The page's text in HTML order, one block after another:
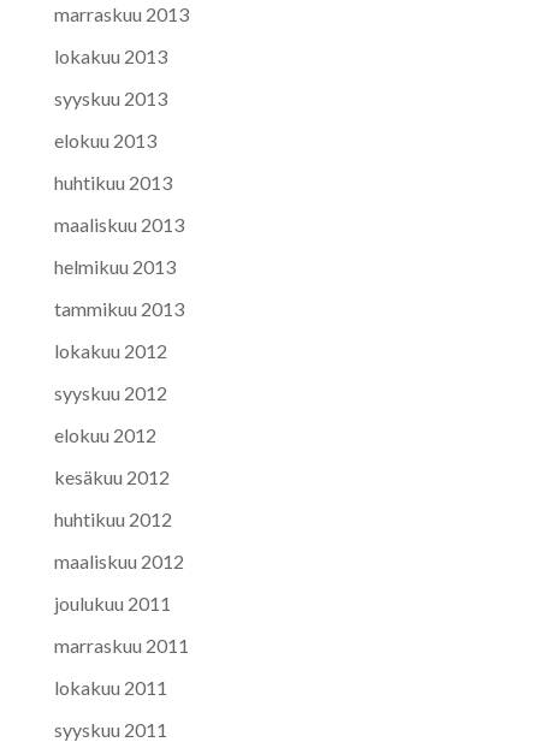
marraskuu 2013
lokakuu 2013
syyskuu 2013
elokuu 2013
huhtikuu 2013
maaliskuu 2013
helmikuu 2013
tammikuu 2013
lokakuu 2012
syyskuu 2012
elokuu 2012
kesäkuu 2012
huhtikuu 2012
maaliskuu 2012
joulukuu 2011
marraskuu 2011
lokakuu 2011
syyskuu 2011